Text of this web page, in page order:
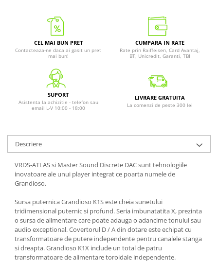
CEL MAI BUN PRET
Contacteaza-ne daca ai gasit un pret
mai bun!
CUMPARA IN RATE
Rate prin Raiffeisen, Card Avantaj,
BT, Unicredit, Garanti, TBI
SUPORT
Asistenta la achizitie - telefon sau
email L-V 10:00 - 18:00
LIVRARE GRATUITA
La comenzi de peste 300 lei
Descriere
VRDS-ATLAS si Master Sound Discrete DAC sunt tehnologiile
inovatoare ale unui player integrat ce poarta numele de
Grandioso.
Sursa puternica Grandioso K1S este cheia sunetului
tridimensional puternic si profund. Seria imbunatatita X, prezinta
o sursa de alimentare care poate adauga o adancime tonului sau
audio exceptional. Covertorul D / A din dotare este echipat cu
transformatoare de putere independente pentru canalele stanga
si dreapta. Grandioso K1X include un total de patru
transformatoare de alimentare toroidale independente.